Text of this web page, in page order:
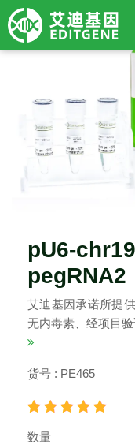
pU6-
pegRNA2
艾迪基因承诺所提
无内毒素、经项目
货号 : PE465
数量